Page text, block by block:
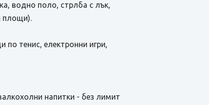
водно поло, стрлба с лък,
площи).
по тенис, електронни игри,
напитки - без лимит